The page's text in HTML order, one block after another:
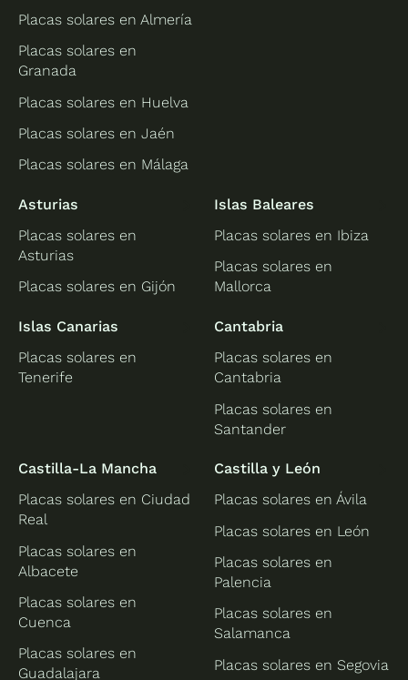
Placas solares en Almería
Placas solares en
Granada
Placas solares en Huelva
Placas solares en Jaén
Placas solares en Málaga
Asturias
Placas solares en
Asturias
Placas solares en Gijón
Islas Baleares
Placas solares en Ibiza
Placas solares en
Mallorca
Islas Canarias
Placas solares en
Tenerife
Cantabria
Placas solares en
Cantabria
Placas solares en
Santander
Castilla-La Mancha
Placas solares en Ciudad
Real
Placas solares en
Albacete
Placas solares en
Cuenca
Placas solares en
Guadalajara
Castilla y León
Placas solares en Ávila
Placas solares en León
Placas solares en
Palencia
Placas solares en
Salamanca
Placas solares en Segovia